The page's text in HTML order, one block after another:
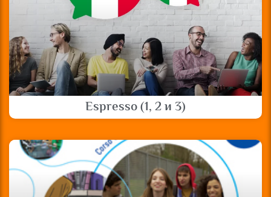
Espresso (1, 2 и 3)